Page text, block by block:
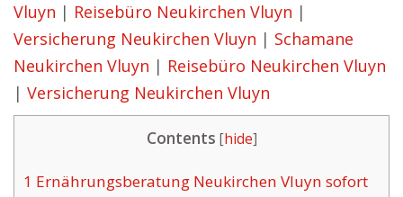
Vluyn | Reisebüro Neukirchen Vluyn |
Versicherung Neukirchen Vluyn | Schamane
Neukirchen Vluyn | Reisebüro Neukirchen Vluyn
| Versicherung Neukirchen Vluyn
Contents [hide]
1 Ernährungsberatung Neukirchen Vluyn sofort